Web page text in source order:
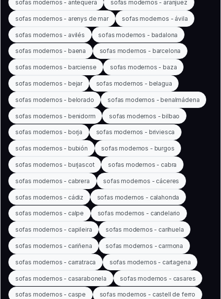
sofas modernos - antequera sofas modernos - aranjuez
sofas modernos - arenys de mar sofas modernos - ávila
sofas modernos - avilés sofas modernos - badalona
sofas modernos - baena sofas modernos - barcelona
sofas modernos - barciense sofas modernos - baza
sofas modernos - bejar sofas modernos - belagua
sofas modernos - belorado sofas modernos - benalmádena
sofas modernos - benidorm sofas modernos - bilbao
sofas modernos - borja sofas modernos - briviesca
sofas modernos - bubión sofas modernos - burgos
sofas modernos - burjascot sofas modernos - cabra
sofas modernos - cabrera sofas modernos - cáceres
sofas modernos - cádiz sofas modernos - calahonda
sofas modernos - calpe sofas modernos - candelario
sofas modernos - capileira sofas modernos - carihuela
sofas modernos - cariñena sofas modernos - carmona
sofas modernos - carratraca sofas modernos - cartagena
sofas modernos - casarabonela sofas modernos - casares
sofas modernos - caspe sofas modernos - castell de ferro